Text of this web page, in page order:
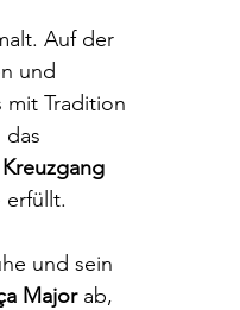
Auf der
und
mit Tradition
Kreuzgang
erfüllt.
und sein
Major ab,